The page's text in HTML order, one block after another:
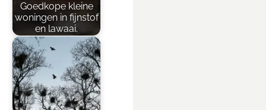
Goedkope kleine
woningen in fijnstof
en lawaai.